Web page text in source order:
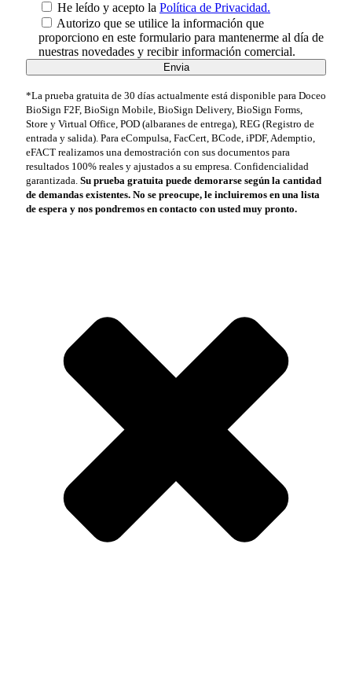
He leído y acepto la Política de Privacidad.
Autorizo que se utilice la información que
proporciono en este formulario para mantenerme al día de
nuestras novedades y recibir información comercial.
*La prueba gratuita de 30 días actualmente está disponible para Doceo
BioSign F2F, BioSign Mobile, BioSign Delivery, BioSign Forms,
Store y Virtual Office, POD (albaranes de entrega), REG (Registro de
entrada y salida). Para eCompulsa, FacCert, BCode, iPDF, Ademptio,
eFACT realizamos una demostración con sus documentos para
resultados 100% reales y ajustados a su empresa. Confidencialidad
garantizada. Su prueba gratuita puede demorarse según la cantidad
de demandas existentes. No se preocupe, le incluiremos en una lista
de espera y nos pondremos en contacto con usted muy pronto.